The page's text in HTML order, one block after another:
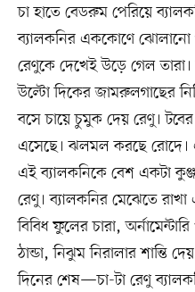
চা হাতে বেডরুম পেরিয়ে
ব্যালকনির এককোণে ঝোলানো
রেণুকে দেখেই উড়ে গেল তারা।
উল্টো দিকের জামরুলগাছের
বসে চায়ে চুমুক দেয় রেণু।
এসেছে। ঝলমল করছে রোদে।
এই ব্যালকনিকে বেশ একটা
রেণু। ব্যালকনির মেঝেতে
বিবিধ ফুলের চারা,
ঠান্ডা, নিঝুম নিরালার শান্তি
দিনের শেষ—চা-টা রেণু